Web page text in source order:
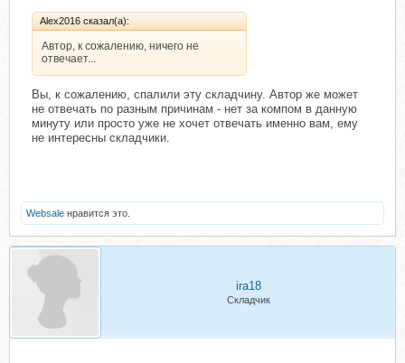
Alex2016 сказал(а):
Автор, к сожалению, ничего не
отвечает...
Вы, к сожалению, спалили эту складчину. Автор же может
не отвечать по разным причинам - нет за компом в данную
минуту или просто уже не хочет отвечать именно вам, ему
не интересны складчики.
Websale нравится это.
ira18
Складчик